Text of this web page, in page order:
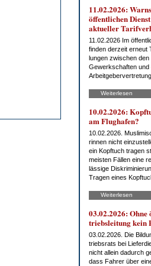
11.02.2026:
öf­fent­li­chen
ak­tu­el­ler
11.02.2026 Im
fin­den der­zeit er­neut
lun­gen zwi­schen den
Ge­werk­schaf­ten und
Weiterlesen
10.02.2026:
am Flug­ha­fen?
10.02.2026.
rin­nen nicht
ein Kopf­tuch tra­gen
meis­ten Fäl­len ei­ne
läs­si­ge
Tra­gen ei­nes
Weiterlesen
03.02.2026:
triebs­lei­tung kein
03.02.2026. Die
triebs­rats bei
nicht al­lein da­durch
dass Fah­rer über